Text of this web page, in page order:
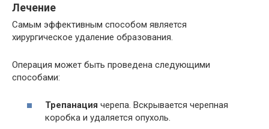
Лечение
Самым эффективным способом является
хирургическое удаление образования.
Операция может быть проведена следующими
способами:
Трепанация черепа. Вскрывается черепная
коробка и удаляется опухоль.